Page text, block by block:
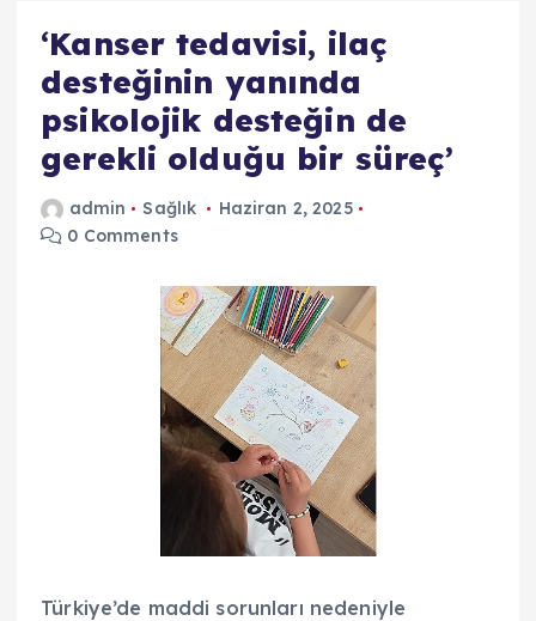
‘Kanser tedavisi, ilaç
desteğinin yanında
psikolojik desteğin de
gerekli olduğu bir süreç’
admin Sağlık
Haziran 2, 2025
0 Comments
Türkiye’de maddi sorunları nedeniyle